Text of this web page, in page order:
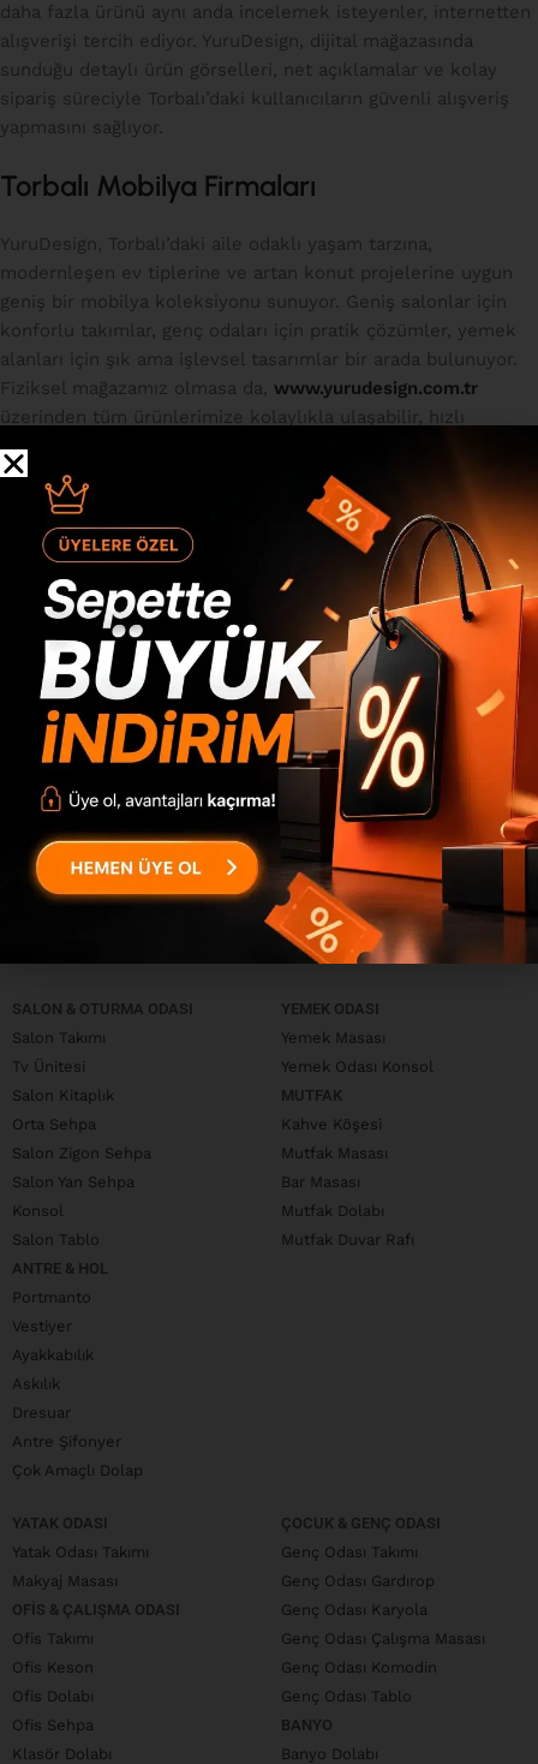
daha fazla ürünü aynı anda incelemek isteyenler, internetten
alışverişi tercih ediyor. YuruDesign, dijital mağazasında
sunduğu detaylı ürün görselleri, net açıklamalar ve kolay
sipariş süreciyle Torbalı’daki kullanıcıların güvenli alışveriş
yapmasını sağlıyor.
Torbalı Mobilya Firmaları
YuruDesign, Torbalı’daki aile odaklı yaşam tarzına,
modernleşen ev tiplerine ve artan konut projelerine uygun
geniş bir mobilya koleksiyonu sunuyor. Geniş salonlar için
konforlu takımlar, genç odaları için pratik çözümler, yemek
alanları için şık ama işlevsel tasarımlar bir arada bulunuyor.
Fiziksel mağazamız olmasa da, www.yurudesign.com.tr
üzerinden tüm ürünlerimize kolaylıkla ulaşabilir, hızlı
teslimat ve satış sonrası destek avantajlarımızdan
yararlanabilirsiniz.
Torbalı’da evinizi hem estetik hem de konforlu bir yaşam
alanına dönüştürmek istiyorsanız, YuruDesign sizin için doğru
adres. Zevkinize uygun mobilyalarla yaşam alanınızı
yenileyin.
Daha yeni Daha eski
SALON & OTURMA ODASI
Salon Takımı
Tv Ünitesi
Salon Kitaplık
Orta Sehpa
Salon Zigon Sehpa
Salon Yan Sehpa
Konsol
Salon Tablo
ANTRE & HOL
Portmanto
Vestiyer
Ayakkabılık
Askılık
Dresuar
Antre Şifonyer
Çok Amaçlı Dolap
YEMEK ODASI
Yemek Masası
Yemek Odası Konsol
MUTFAK
Kahve Köşesi
Mutfak Masası
Bar Masası
Mutfak Dolabı
Mutfak Duvar Rafı
YATAK ODASI
Yatak Odası Takımı
Makyaj Masası
OFIS & ÇALIŞMA ODASI
Ofis Takımı
Ofis Keson
Ofis Dolabı
Ofis Sehpa
Klasör Dolabı
ÇOCUK & GENÇ ODASI
Genç Odası Takımı
Genç Odası Gardırop
Genç Odası Karyola
Genç Odası Çalışma Masası
Genç Odası Komodin
Genç Odası Tablo
BANYO
Banyo Dolabı